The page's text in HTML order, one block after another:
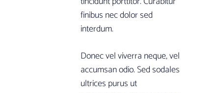
finibus nec dolor sed
interdum.
Donec vel viverra neque, vel
accumsan odio. Sed sodales
ultrices purus ut